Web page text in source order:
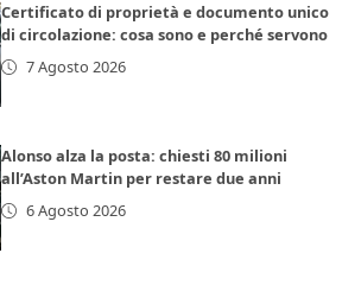
Certificato di proprietà e documento unico
di circolazione: cosa sono e perché servono
7 Agosto 2026
Alonso alza la posta: chiesti 80 milioni
all’Aston Martin per restare due anni
6 Agosto 2026